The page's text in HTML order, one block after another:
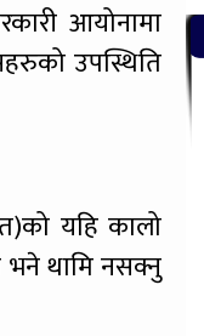
आयोनामा
उपस्थिति
यहि कालो
भने थामि नसक्नु